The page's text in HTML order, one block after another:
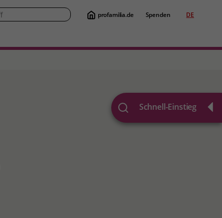
profamilia.de Spenden DE
Schnell-Einstieg